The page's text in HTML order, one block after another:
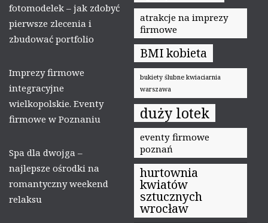
fotomodelek – jak zdobyć
pierwsze zlecenia i
zbudować portfolio
Imprezy firmowe
integracyjne
wielkopolskie. Eventy
firmowe w Poznaniu
Spa dla dwojga –
najlepsze ośrodki na
romantyczny weekend
relaksu
atrakcje na imprezy
firmowe
BMI kobieta
bukiety ślubne kwiaciarnia
warszawa
duży lotek
eventy firmowe
poznań
hurtownia
kwiatów
sztucznych
wrocław